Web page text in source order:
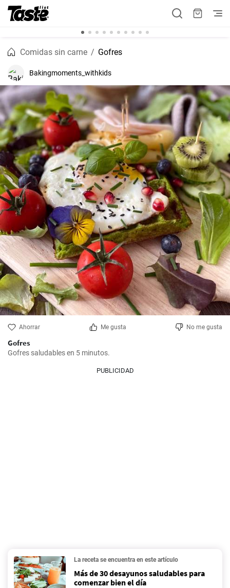
Comidas sin carne Gofres
Bakingmoments_withkids
Ahorrar Me gusta No me gusta
Gofres
Gofres saludables en 5 minutos.
PUBLICIDAD
La receta se encuentra en este artículo
Más de 30 desayunos saludables para
comenzar bien el día